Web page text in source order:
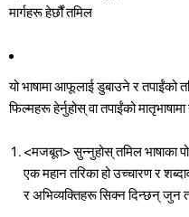
मार्गहरू हेर्छौं तमिल
यो भाषामा आफूलाई डुबाउने र तपाईंको
फिल्महरू हेर्नुहोस् वा तपाईंको
<मजबूत> सुन्नुहोस् तमिल भाषाका
एक महान तरिका हो उच्चारण र
र अभिव्यक्तिहरू सिक्न दिन्छन् जुन